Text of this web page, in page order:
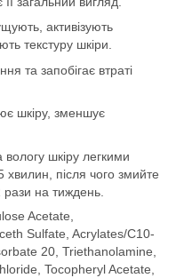
активізують
текстуру шкіри.
та запобігає втраті
шкіру, зменшує
вологу шкіру легкими
після чого змийте
на тиждень.
Acetate,
Sulfate, Acrylates/C10-
20, Triethanolamine,
Tocopheryl Acetate,